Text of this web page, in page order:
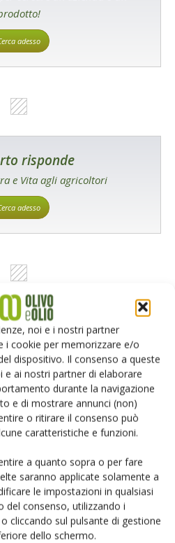
noi e i nostri partner
i cookie per memorizzare e/o
dispositivo. Il consenso a queste
ai nostri partner di elaborare
durante la navigazione
e di mostrare annunci (non)
o ritirare il consenso può
caratteristiche e funzioni.
a quanto sopra o per fare
saranno applicate solamente a
le impostazioni in qualsiasi
consenso, utilizzando i
cliccando sul pulsante di gestione
dello schermo.
adesso
risponde
e Vita agli agricoltori
adesso
sul mondo
newsletter